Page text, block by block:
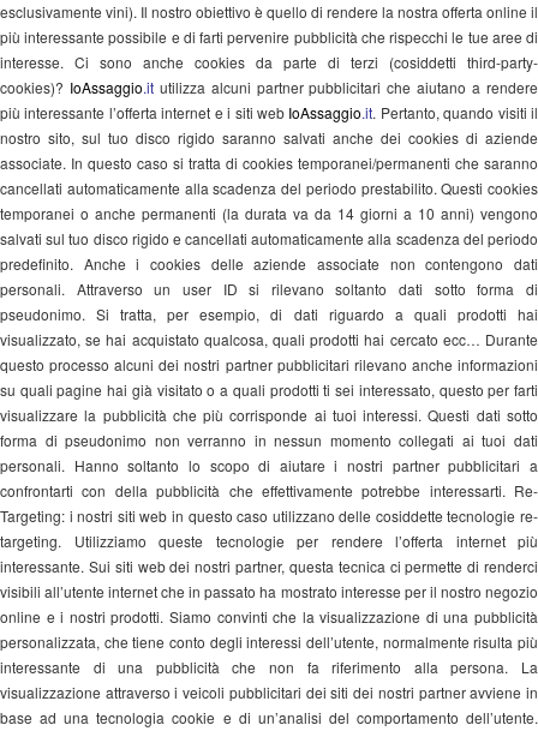
esclusivamente vini). Il nostro obiettivo è quello di rendere la nostra offerta online il
più interessante possibile e di farti pervenire pubblicità che rispecchi le tue aree di
interesse. Ci sono anche cookies da parte di terzi (cosiddetti third-party-
cookies)? IoAssaggio.it utilizza alcuni partner pubblicitari che aiutano a rendere
più interessante l’offerta internet e i siti web IoAssaggio.it. Pertanto, quando visiti il
nostro sito, sul tuo disco rigido saranno salvati anche dei cookies di aziende
associate. In questo caso si tratta di cookies temporanei/permanenti che saranno
cancellati automaticamente alla scadenza del periodo prestabilito. Questi cookies
temporanei o anche permanenti (la durata va da 14 giorni a 10 anni) vengono
salvati sul tuo disco rigido e cancellati automaticamente alla scadenza del periodo
predefinito. Anche i cookies delle aziende associate non contengono dati
personali. Attraverso un user ID si rilevano soltanto dati sotto forma di
pseudonimo. Si tratta, per esempio, di dati riguardo a quali prodotti hai
visualizzato, se hai acquistato qualcosa, quali prodotti hai cercato ecc… Durante
questo processo alcuni dei nostri partner pubblicitari rilevano anche informazioni
su quali pagine hai già visitato o a quali prodotti ti sei interessato, questo per farti
visualizzare la pubblicità che più corrisponde ai tuoi interessi. Questi dati sotto
forma di pseudonimo non verranno in nessun momento collegati ai tuoi dati
personali. Hanno soltanto lo scopo di aiutare i nostri partner pubblicitari a
confrontarti con della pubblicità che effettivamente potrebbe interessarti. Re-
Targeting: i nostri siti web in questo caso utilizzano delle cosiddette tecnologie re-
targeting. Utilizziamo queste tecnologie per rendere l’offerta internet più
interessante. Sui siti web dei nostri partner, questa tecnica ci permette di renderci
visibili all’utente internet che in passato ha mostrato interesse per il nostro negozio
online e i nostri prodotti. Siamo convinti che la visualizzazione di una pubblicità
personalizzata, che tiene conto degli interessi dell’utente, normalmente risulta più
interessante di una pubblicità che non fa riferimento alla persona. La
visualizzazione attraverso i veicoli pubblicitari dei siti dei nostri partner avviene in
base ad una tecnologia cookie e di un’analisi del comportamento dell’utente.